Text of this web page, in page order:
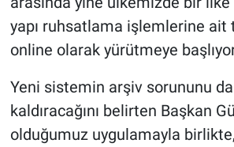
yapı ruhsatlama işlemlerine ait
online olarak yürütmeye
Yeni sistemin arşiv sorununu
kaldıracağını belirten Başkan
olduğumuz uygulamayla